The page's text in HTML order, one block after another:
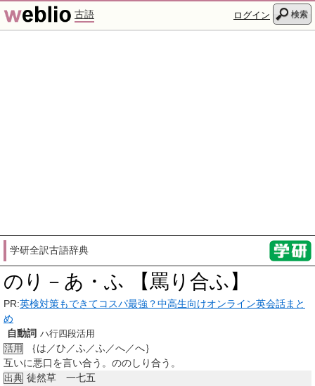
古語 ログイン 検索
学研全訳古語辞典
のり－あ・ふ 【罵り合ふ】
PR:英検対策もできてコスパ最強？中高生向けオンライン英会話まと
め
自動詞 ハ行四段活用
活用
｛は／ひ／ふ／ふ／へ／へ｝
互いに悪口を言い合う。ののしり合う。
出典 徒然草 一七五